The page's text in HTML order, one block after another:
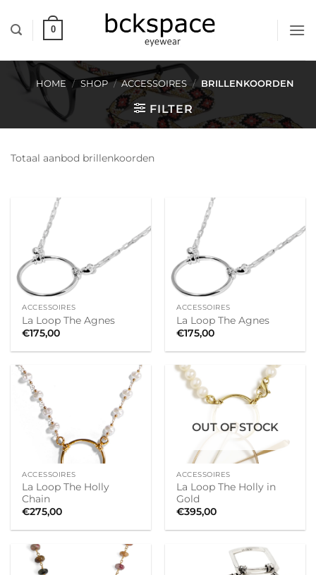
to
content
0
HOME / SHOP / ACCESSOIRES / BRILLENKOORDEN
FILTER
Totaal aanbod brillenkoorden
ACCESSOIRES
La Loop The Agnes
€175,00
ACCESSOIRES
La Loop The Agnes
€175,00
ACCESSOIRES
La Loop The Holly
Chain
€275,00
OUT OF STOCK
ACCESSOIRES
La Loop The Holly in
Gold
€395,00